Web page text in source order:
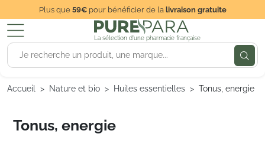
Plus que59€pour bénéficier de lalivraison gratuite
La sélection d'une pharmacie française
Accueil Nature et bio Huiles essentielles Tonus, energie
Tonus, energie